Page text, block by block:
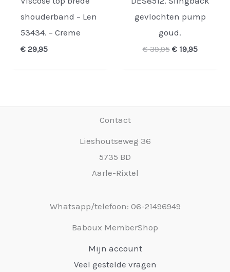
shouderband – Len
53434. – Creme
€ 29,95
gevlochten pump
goud.
€39,95 Oorspronkelijke
€19,95Huidige
Contact
Lieshoutseweg 36
5735 BD
Aarle-Rixtel
Whatsapp/telefoon: 06-21496949
Baboux MemberShop
Mijn account
Veel gestelde vragen